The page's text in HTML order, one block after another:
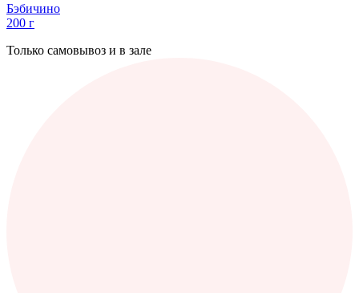
Бэбичино
200 г
Только самовывоз и в зале